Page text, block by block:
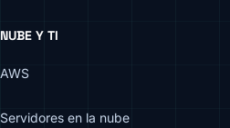
NUBE Y TI
AWS
Servidores en la nube